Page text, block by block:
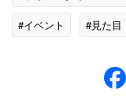
#イベント
#見た目